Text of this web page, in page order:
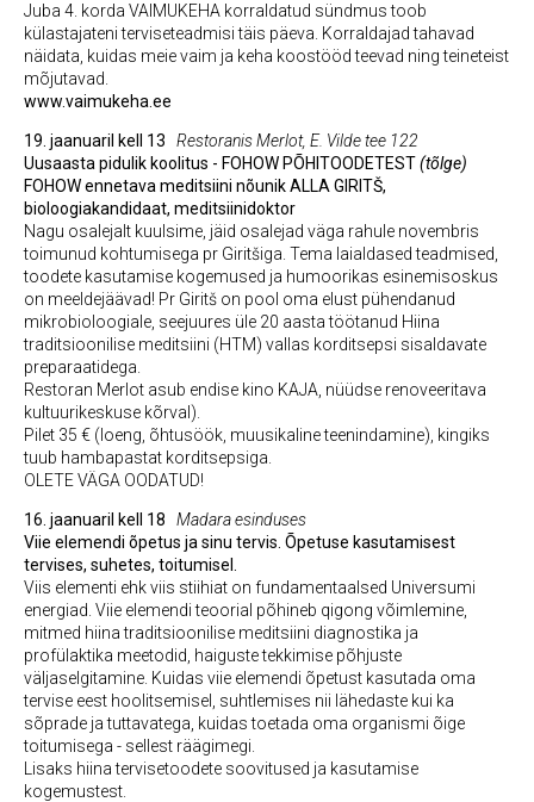
Juba 4. korda VAIMUKEHA korraldatud sündmus toob
külastajateni terviseteadmisi täis päeva. Korraldajad tahavad
näidata, kuidas meie vaim ja keha koostööd teevad ning teineteist
mõjutavad.
www.vaimukeha.ee
19. jaanuaril kell 13
Restoranis Merlot, E. Vilde tee 122
Uusaasta pidulik koolitus - FOHOW PÕHITOODETEST(tõlge)
FOHOW ennetava meditsiini nõunik ALLA GIRITŠ,
bioloogiakandidaat, meditsiinidoktor
Nagu osalejalt kuulsime, jäid osalejad väga rahule novembris
toimunud kohtumisega pr Giritšiga. Tema laialdased teadmised,
toodete kasutamise kogemused ja humoorikas esinemisoskus
on meeldejäävad! Pr Giritš on pool oma elust pühendanud
mikrobioloogiale, seejuures üle 20 aasta töötanud Hiina
traditsioonilise meditsiini (HTM) vallas korditsepsi sisaldavate
preparaatidega.
Restoran Merlot asub endise kino KAJA, nüüdse renoveeritava
kultuurikeskuse kõrval).
Pilet 35 € (loeng, õhtusöök, muusikaline teenindamine), kingiks
tuub hambapastat korditsepsiga.
OLETE VÄGA OODATUD!
16. jaanuaril kell 18
Madara esinduses
Viie elemendi õpetus ja sinu tervis. Õpetuse kasutamisest
tervises, suhetes, toitumisel.
Viis elementi ehk viis stiihiat on fundamentaalsed Universumi
energiad. Viie elemendi teoorial põhineb qigong võimlemine,
mitmed hiina traditsioonilise meditsiini diagnostika ja
profülaktika meetodid, haiguste tekkimise põhjuste
väljaselgitamine. Kuidas viie elemendi õpetust kasutada oma
tervise eest hoolitsemisel, suhtlemises nii lähedaste kui ka
sõprade ja tuttavatega, kuidas toetada oma organismi õige
toitumisega - sellest räägimegi.
Lisaks hiina tervisetoodete soovitused ja kasutamise
kogemustest.